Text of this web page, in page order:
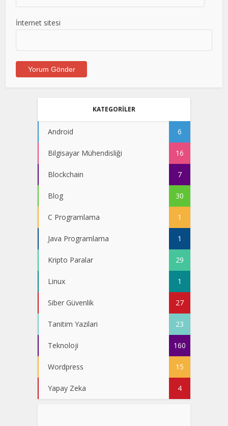
İnternet sitesi
KATEGORİLER
Android 6
Bilgisayar Mühendisliği 16
Blockchain 7
Blog 30
C Programlama 1
Java Programlama 1
Kripto Paralar 29
Linux 1
Siber Güvenlik 27
Tanitim Yazilari 23
Teknoloji 160
Wordpress 15
Yapay Zeka 4